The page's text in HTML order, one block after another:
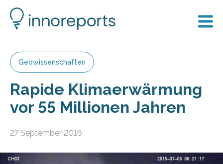
Geowissenschaften
Rapide Klimaerwärmung
vor 55 Millionen Jahren
27 September 2016